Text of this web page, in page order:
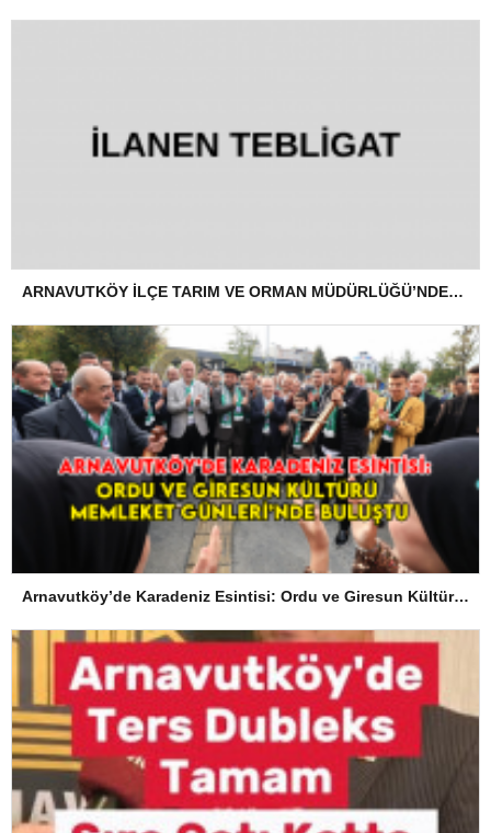
ARNAVUTKÖY İLÇE TARIM VE ORMAN MÜDÜRLÜĞÜ’NDEN İLANEN TEBLİGAT
Arnavutköy’de Karadeniz Esintisi: Ordu ve Giresun Kültürü Memleket Günleri’nde Buluştu